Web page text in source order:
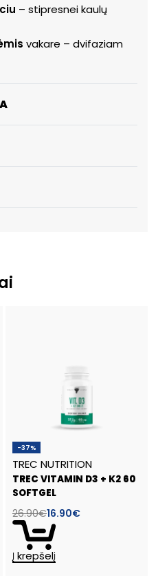
– stipresnei kaulų
vakare – dvifaziam
-37%
TREC NUTRITION
TREC VITAMIN D3 + K2 60
SOFTGEL
26.90€16.90€
Į krepšelį